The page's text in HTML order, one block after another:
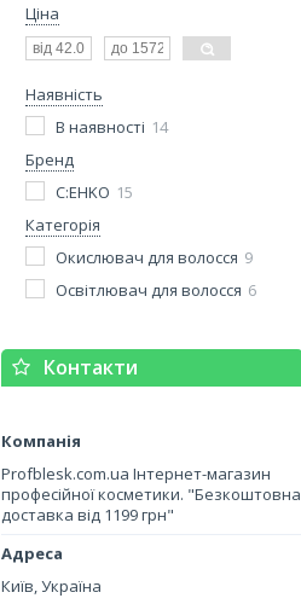
Ціна
Наявність
В наявності 14
Бренд
C:EHKO 15
Категорія
Окислювач для волосся 9
Освітлювач для волосся 6
Контакти
Profblesk.com.ua Інтернет-магазин
професійної косметики. "Безкоштовна
доставка від 1199 грн"
Київ, Україна